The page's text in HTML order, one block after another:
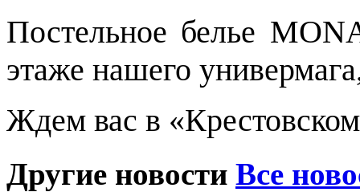
Постельное белье
этаже нашего
Ждем вас в
Другие новости Все